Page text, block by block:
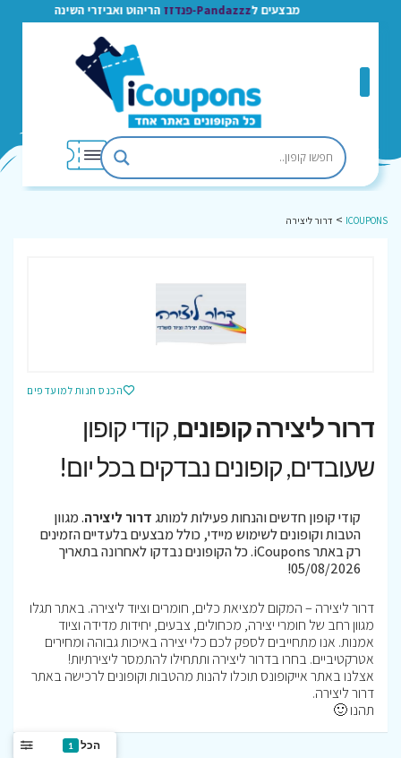
מבצעים ל Pandazzz-פנדזז הריהוט ואביזרי השינה
ICOUPONS
> דרור ליצירה
הכנס חנות למועדפים
דרור ליצירה קופונים, קודי קופון
שעובדים, קופונים נבדקים בכל יום!
קודי קופון חדשים והנחות פעילות למותגדרור ליצירה. מגוון
הטבות וקופונים לשימוש מיידי, כולל מבצעים בלעדיים הזמינים
רק באתר iCoupons. כל הקופונים נבדקו לאחרונה בתאריך
05/08/2026!
דרור ליצירה – המקום למציאת כלים, חומרים וציוד ליצירה. באתר תגלו
מגוון רחב של חומרי יצירה, מכחולים, צבעים, יחידות מדידה וציוד
אמנות. אנו מתחייבים לספק לכם כלי יצירה באיכות גבוהה ומחירים
אטרקטיביים. בחרו בדרור ליצירה ותתחילו להתמסר ליצירתיות!
אצלנו באתר אייקופונס תוכלו להנות מהטבות וקופונים לרכישה באתר
דרור ליצירה.
תהנו 🙂
הכל 1